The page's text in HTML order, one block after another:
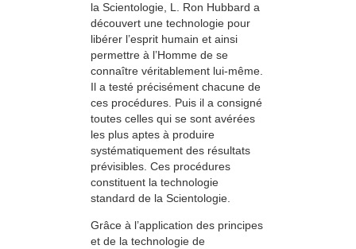
la Scientologie, L. Ron Hubbard a
découvert une technologie pour
libérer l’esprit humain et ainsi
permettre à l’Homme de se
connaître véritablement lui-même.
Il a testé précisément chacune de
ces procédures. Puis il a consigné
toutes celles qui se sont avérées
les plus aptes à produire
systémati­que­ment des résultats
prévisibles. Ces procédures
constituent la technologie
standard de la Scientologie.
Grâce à l’application des principes
et de la technologie de